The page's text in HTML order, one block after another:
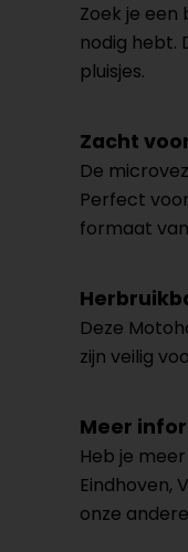
Zoek je
nodig hebt.
pluisjes.
Zacht
De
Perfect
formaat
Deze
zijn veilig
Meer
Heb je
Eindhoven,
onze andere